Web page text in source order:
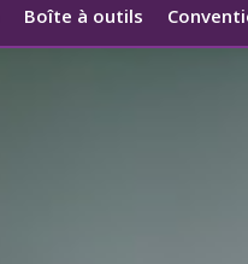
Boîte à outils